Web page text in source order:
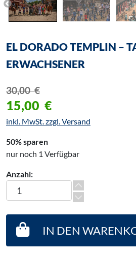
EL DORADO TEMPLIN –
ERWACHSENER
30,00€
15,00 €
inkl. MwSt. zzgl. Versand
50% sparen
nur noch 1 Verfügbar
Anzahl:
El Dorado Templin – Tagesticket
IN DEN